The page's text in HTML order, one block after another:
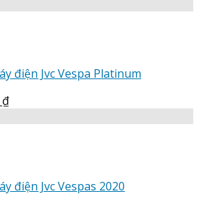
điện Jvc Vespa Platinum
₫
điện Jvc Vespas 2020